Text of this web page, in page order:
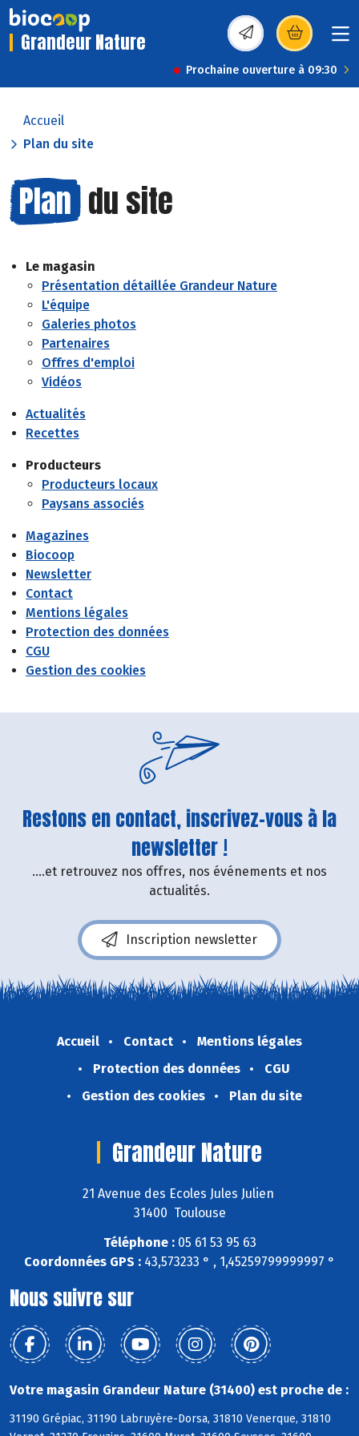
Grandeur Nature (s’ouvre dans une
Prochaine ouverture à 09:30
Accueil
Plan du site
Plan du site
Le magasin
Présentation détaillée Grandeur Nature
L'équipe
Galeries photos
Partenaires
Offres d'emploi
Vidéos
Actualités
Recettes
Producteurs
Producteurs locaux
Paysans associés
Magazines
Biocoop
Newsletter
Contact
Mentions légales
Protection des données
CGU
Gestion des cookies
Restons en contact, inscrivez-vous à la
newsletter !
....et retrouvez nos offres, nos événements et nos
actualités.
Inscription newsletter
Accueil Contact
Mentions légales
Protection des données
CGU
Gestion des cookies
Plan du site
Grandeur Nature
21 Avenue des Ecoles Jules Julien
31400 Toulouse
Téléphone :05 61 53 95 63
Coordonnées GPS : 43,573233 ° , 1,45259799999997 °
Nous suivre sur
Votre magasin Grandeur Nature (31400) est proche de :
31190 Grépiac, 31190 Labruyère-Dorsa, 31810 Venerque, 31810